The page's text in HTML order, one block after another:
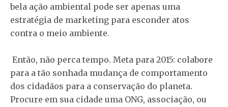
bela ação ambiental pode ser apenas uma
estratégia de marketing para esconder atos
contra o meio ambiente.
Então, não perca tempo. Meta para 2015: colabore
para a tão sonhada mudança de comportamento
dos cidadãos para a conservação do planeta.
Procure em sua cidade uma ONG, associação, ou